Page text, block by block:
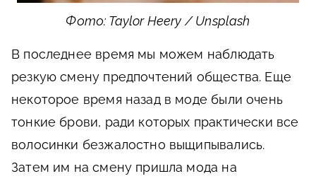
Фото: Taylor Heery / Unsplash
В последнее время мы можем наблюдать
резкую смену предпочтений общества. Еще
некоторое время назад в моде были очень
тонкие брови, ради которых практически все
волосинки безжалостно выщипывались.
Затем им на смену пришла мода на